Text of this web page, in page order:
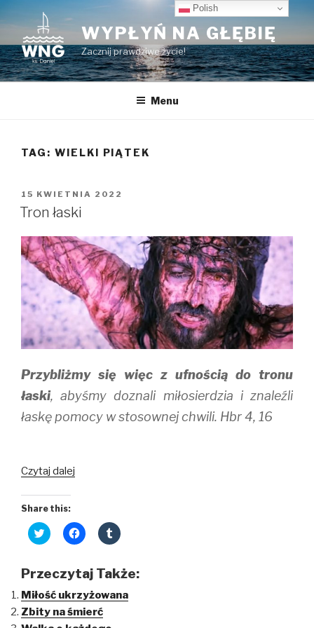
Przeskocz
do
treści
WYPŁYŃ NA GŁĘBIĘ
Zacznij prawdziwe życie!
Menu
TAG: WIELKI PIĄTEK
OPUBLIKOWANE
W
15 KWIETNIA 2022
Tron łaski
Przybliżmy się więc z ufnością do tronu
łaski, abyśmy doznali miłosierdzia i znaleźli
łaskę pomocy w stosownej chwili. Hbr 4, 16
Czytaj dalej
Share this:
C
l
t
s
h
a
C
l
t
s
h
a
r
C
l
t
s
h
Przeczytaj Także:
Miłość ukrzyżowana
Zbity na śmierć
Polish